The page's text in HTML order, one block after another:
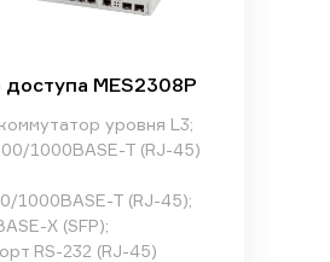
MES2308P
уровня L3;
1000BASE-T (RJ-45)
1000BASE-T (RJ-45);
X (SFP);
RS-232 (RJ-45)